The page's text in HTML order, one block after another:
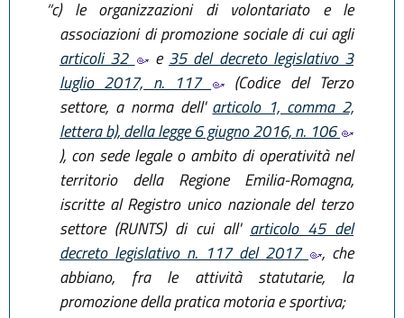
“c)le organizzazioni di volontariato e le
associazioni di promozione sociale di cui agli
articoli 32
e 35 del decreto legislativo 3
luglio 2017, n. 117
(Codice del Terzo
settore, a norma dell' articolo 1, comma 2,
lettera b), della legge 6 giugno 2016, n. 106
), con sede legale o ambito di operatività nel
territorio della Regione Emilia-Romagna,
iscritte al Registro unico nazionale del terzo
settore (RUNTS) di cui all' articolo 45 del
decreto legislativo n. 117 del 2017
, che
abbiano, fra le attività statutarie, la
promozione della pratica motoria e sportiva;